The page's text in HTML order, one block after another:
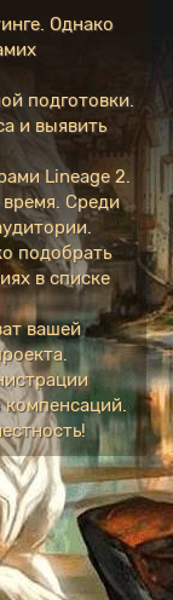
Однако
подготовки.
и выявить
Lineage 2.
Среди
подобрать
в списке
вашей
компенсаций.